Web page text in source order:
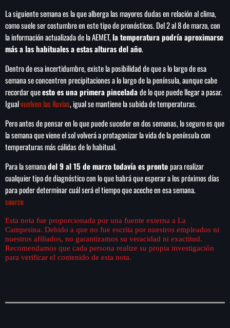
Importaciones de gas frenan soberanía
energética de México: Comité científico
XIV en noviembre
Federación Venezolana reafirma su apoyo a
Infantino en medio de polémica comercial
de FIFA
La siguiente semana es la que alberga las mayores dudas en relación al clima,
como suele ser costumbre en este tipo de pronósticos. Del 2 al 8 de marzo, con
la información actualizada de la AEMET,la temperatura podría aproximarse
más a las habituales a estas alturas del año.
Dentro de esa incertidumbre, existe la posibilidad de que a lo largo de esa
semana se concentren precipitaciones a lo largo de la península, aunque cabe
recordar queesto es una primera pinceladade lo que puede llegar a pasar.
Igualvuelven las lluvias, igual se mantiene la subida de temperaturas.
Pero antes de pensar en lo que puede suceder en dos semanas, lo seguro es que
la semana que viene el sol volverá a protagonizar la vida de la península con
temperaturas más cálidas de lo habitual.
Para la semanadel 9 al 15 de marzo todavía es prontopara realizar
cualquier tipo de diagnóstico con lo que habrá que esperar a los próximos días
para poder determinar cuál será el tiempo que aceche en esa semana.
source
Esta nota fue proporcionada por una fuente externa a La
Campesina. Debido a que no fue escrita por nuestros empleados ni
nuestros afiliados, no garantizamos su veracidad ni exactitud.
Recomendamos que cada persona realize su propia investigación
para verificar el contenido de esta nota.